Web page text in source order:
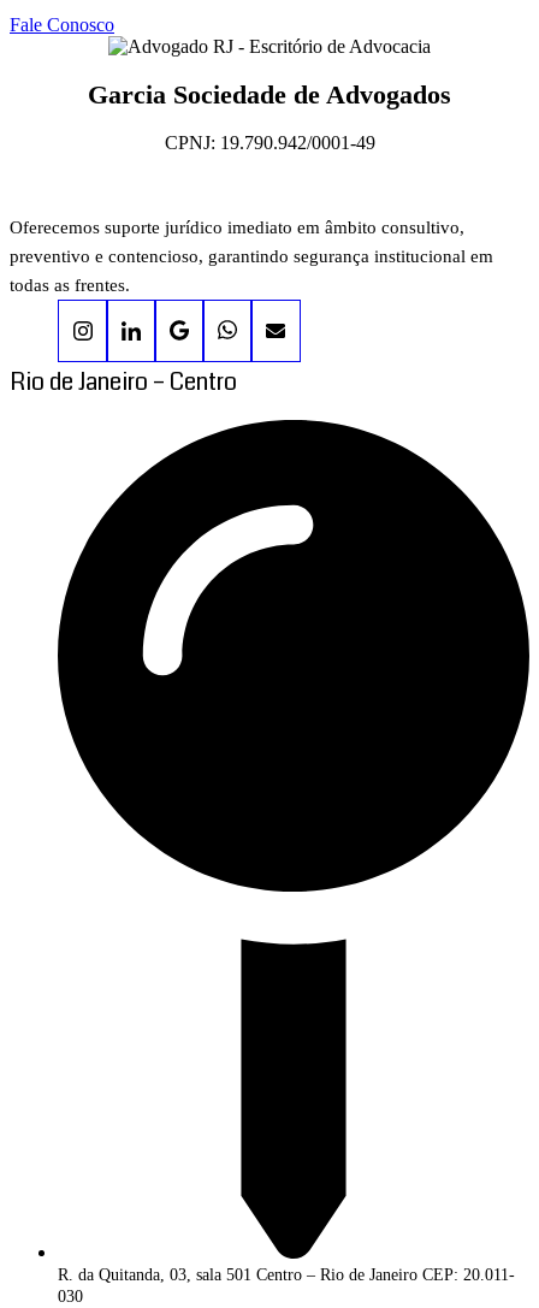
Fale Conosco
Garcia Sociedade de Advogados
CPNJ: 19.790.942/0001-49
Oferecemos suporte jurídico imediato em âmbito consultivo,
preventivo e contencioso, garantindo segurança institucional em
todas as frentes.
Rio de Janeiro – Centro
R. da Quitanda, 03, sala 501 Centro – Rio de Janeiro CEP: 20.011-
030